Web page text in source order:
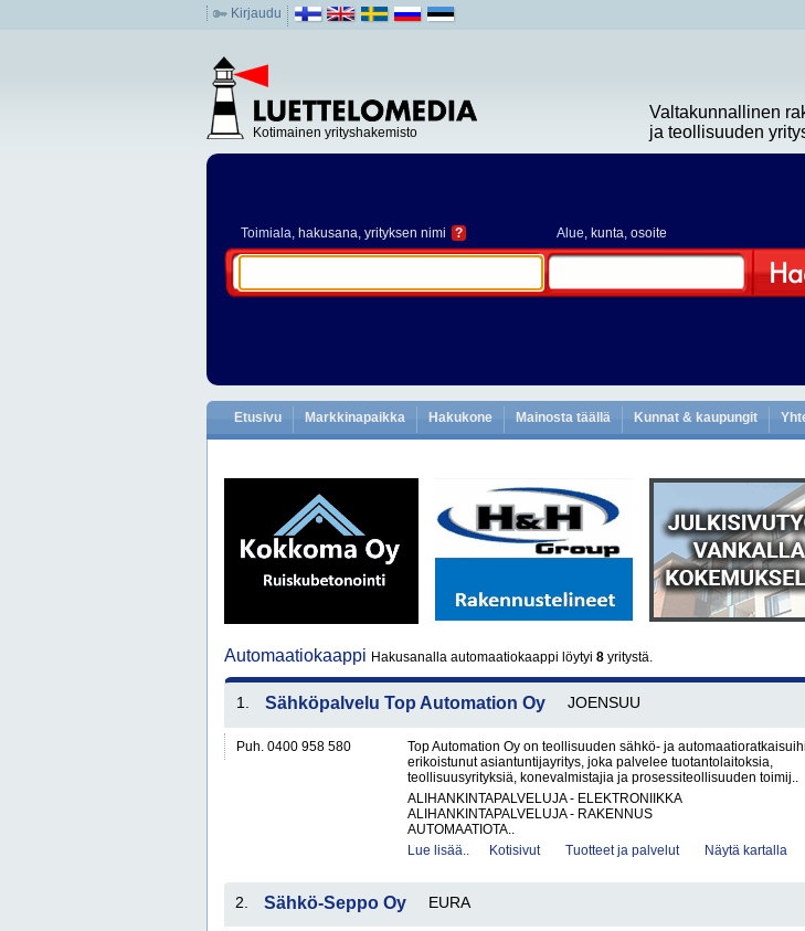
Kirjaudu
Kotimainen yrityshakemisto
Valtakunnallinen
ja teollisuuden
Toimiala, hakusana, yrityksen nimi ? Alue, kunta, osoite
Etusivu Markkinapaikka Hakukone Mainosta täällä Kunnat & kaupungit
Automaatiokaappi Hakusanalla automaatiokaappi löytyi 8 yritystä.
1. Sähköpalvelu Top Automation Oy JOENSUU
Puh. 0400 958 580
Top Automation Oy on teollisuuden sähkö- ja
erikoistunut asiantuntijayritys, joka palvelee tuotantolaitoksia,
teollisuusyrityksiä, konevalmistajia ja prosessiteollisuuden toimij..
ALIHANKINTAPALVELUJA - ELEKTRONIIKKA
ALIHANKINTAPALVELUJA - RAKENNUS
AUTOMAATIOTA..
Lue lisää..
Kotisivut Tuotteet ja palvelut Näytä kartalla
2. Sähkö-Seppo Oy EURA